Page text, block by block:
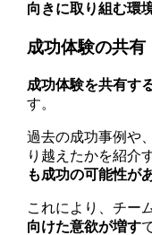
向きに取り組む環
成功体験の共有
成功体験を共有す
す。
過去の成功事例や
り越えたかを紹介
も成功の可能性が
これにより、チー
向けた意欲が増す